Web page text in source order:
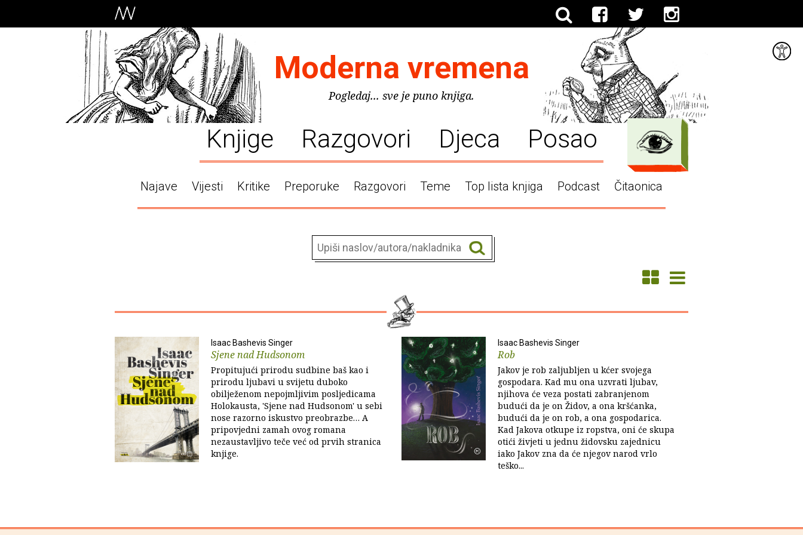
Moderna vremena
Pogledaj... sve je puno knjiga.
Knjige Razgovori Djeca Posao
Najave Vijesti Kritike Preporuke Razgovori Teme Top lista knjiga Podcast Čitaonica
Isaac Bashevis Singer
Sjene nad Hudsonom
Propitujući prirodu sudbine baš kao i
prirodu ljubavi u svijetu duboko
obilježenom nepojmljivim posljedicama
Holokausta, 'Sjene nad Hudsonom' u sebi
nose razorno iskustvo preobrazbe… A
pripovjedni zamah ovog romana
nezaustavljivo teče već od prvih stranica
knjige.
Isaac Bashevis Singer
Rob
Jakov je rob zaljubljen u kćer svojega
gospodara. Kad mu ona uzvrati ljubav,
njihova će veza postati zabranjenom
budući da je on Židov, a ona kršćanka,
budući da je on rob, a ona gospodarica.
Kad Jakova otkupe iz ropstva, oni će skupa
otići živjeti u jednu židovsku zajednicu
iako Jakov zna da će njegov narod vrlo
teško...